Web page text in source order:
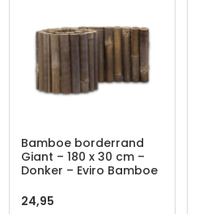
Bamboe borderrand
Giant – 180 x 30 cm –
Donker – Eviro Bamboe
24,95